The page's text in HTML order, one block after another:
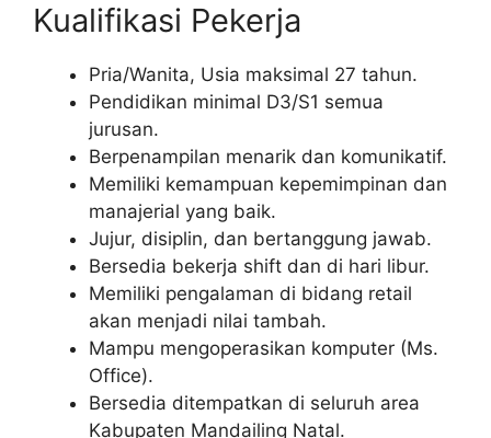
Kualifikasi Pekerja
Pria/Wanita, Usia maksimal 27 tahun.
Pendidikan minimal D3/S1 semua
jurusan.
Berpenampilan menarik dan komunikatif.
Memiliki kemampuan kepemimpinan dan
manajerial yang baik.
Jujur, disiplin, dan bertanggung jawab.
Bersedia bekerja shift dan di hari libur.
Memiliki pengalaman di bidang retail
akan menjadi nilai tambah.
Mampu mengoperasikan komputer (Ms.
Office).
Bersedia ditempatkan di seluruh area
Kabupaten Mandailing Natal.